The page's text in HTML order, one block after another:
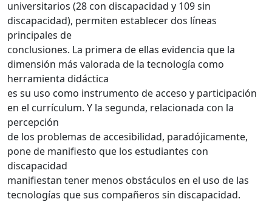
universitarios (28 con discapacidad y 109 sin
discapacidad), permiten establecer dos líneas
principales de
conclusiones. La primera de ellas evidencia que la
dimensión más valorada de la tecnología como
herramienta didáctica
es su uso como instrumento de acceso y participación
en el currículum. Y la segunda, relacionada con la
percepción
de los problemas de accesibilidad, paradójicamente,
pone de manifiesto que los estudiantes con
discapacidad
manifiestan tener menos obstáculos en el uso de las
tecnologías que sus compañeros sin discapacidad.